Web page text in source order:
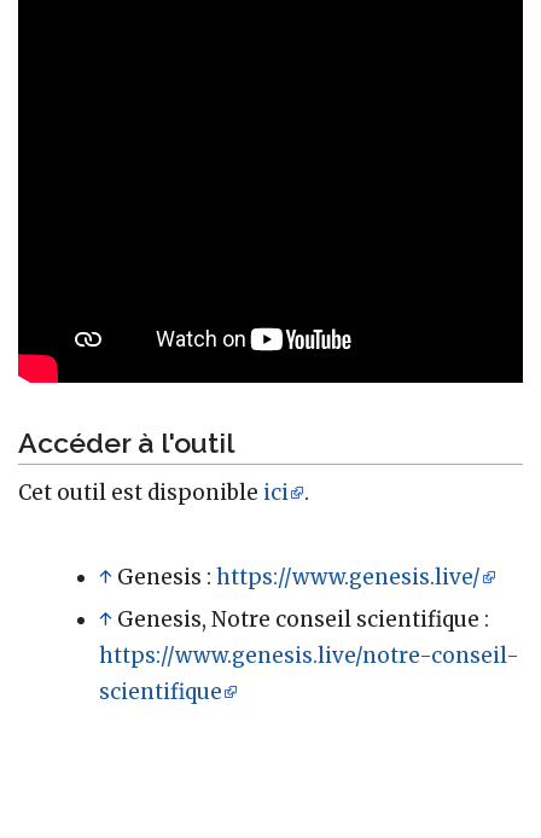
Accéder à l'outil
Cet outil est disponible ici .
↑ Genesis :https://www.genesis.live/
↑ Genesis, Notre conseil scientifique :
https://www.genesis.live/notre-conseil-
scientifique